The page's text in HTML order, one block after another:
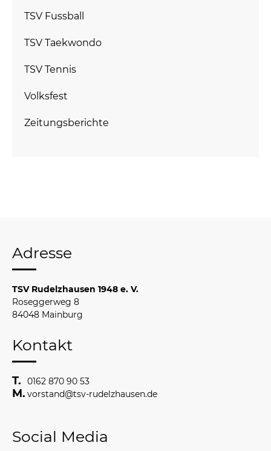
TSV Fussball
TSV Taekwondo
TSV Tennis
Volksfest
Zeitungsberichte
Adresse
TSV Rudelzhausen 1948 e. V.
Roseggerweg 8
84048 Mainburg
Kontakt
0162 870 90 53
vorstand@tsv-rudelzhausen.de
Social Media